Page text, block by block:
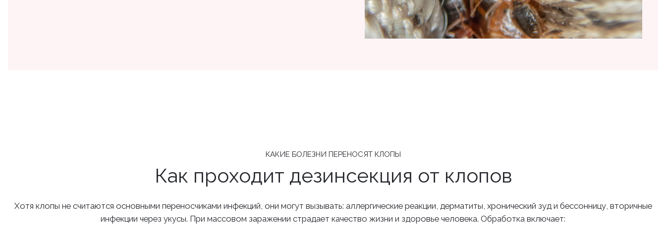
КАКИЕ БОЛЕЗНИ ПЕРЕНОСЯТ КЛОПЫ
Как проходит дезинсекция от клопов
Хотя клопы не считаются основными переносчиками инфекций, они могут вызывать: аллергические реакции, дерматиты, хронический зуд и бессонницу, вторичные
инфекции через укусы. При массовом заражении страдает качество жизни и здоровье человека. Обработка включает: